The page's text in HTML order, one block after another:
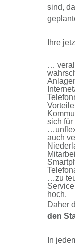
sind,
Ihre
…
sich für
auch
…zu
hoch.
Daher
den
In